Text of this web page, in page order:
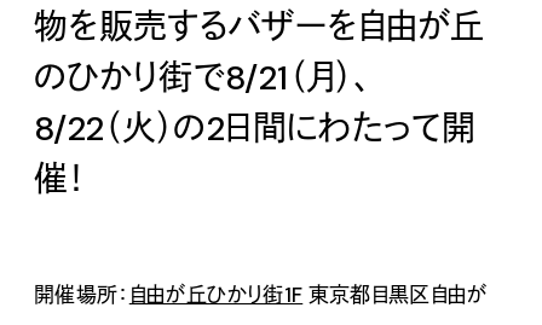
物を販売するバザーを自由が丘
のひかり街で8/21（月）、
8/22（火）の2日間にわたって開
催！
開催場所： 自由が丘ひかり街1F 東京都目黒区自由が